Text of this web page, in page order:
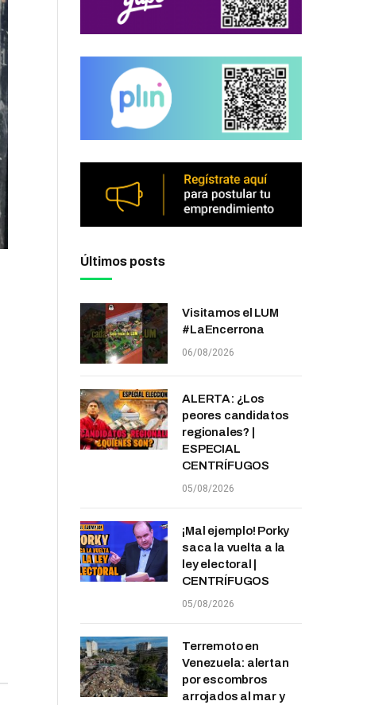
Últimos posts
Visitamos el LUM
#LaEncerrona
06/08/2026
ALERTA: ¿Los
peores candidatos
regionales? |
ESPECIAL
CENTRÍFUGOS
05/08/2026
¡Mal ejemplo! Porky
saca la vuelta a la
ley electoral |
CENTRÍFUGOS
05/08/2026
Terremoto en
Venezuela: alertan
por escombros
arrojados al mar y